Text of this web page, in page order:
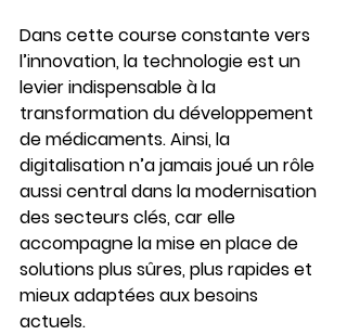
Dans cette course constante vers
l’innovation, la technologie est un
levier indispensable à la
transformation du développement
de médicaments. Ainsi, la
digitalisation n’a jamais joué un rôle
aussi central dans la modernisation
des secteurs clés, car elle
accompagne la mise en place de
solutions plus sûres, plus rapides et
mieux adaptées aux besoins
actuels.